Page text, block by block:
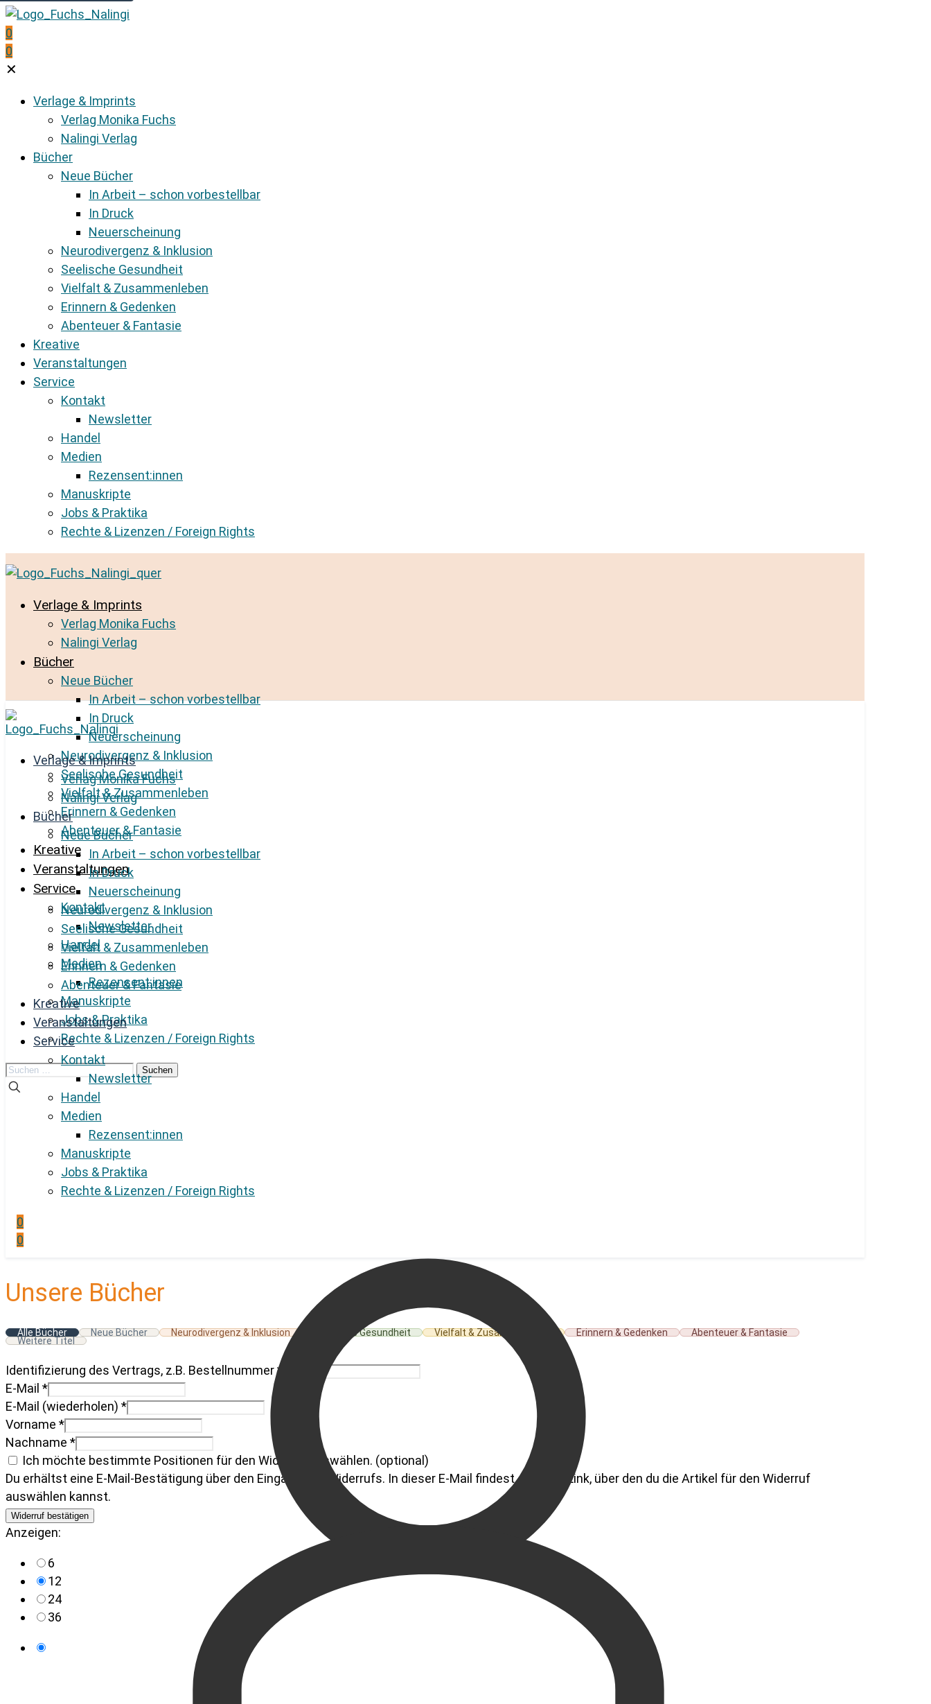
0
0
✕
Verlage & Imprints
Verlag Monika Fuchs
Nalingi Verlag
Bücher
Neue Bücher
In Arbeit – schon vorbestellbar
In Druck
Neuerscheinung
Neurodivergenz & Inklusion
Seelische Gesundheit
Vielfalt & Zusammenleben
Erinnern & Gedenken
Abenteuer & Fantasie
Kreative
Veranstaltungen
Service
Kontakt
Newsletter
Handel
Medien
Rezensent:innen
Manuskripte
Jobs & Praktika
Rechte & Lizenzen / Foreign Rights
Verlage & Imprints
Verlag Monika Fuchs
Nalingi Verlag
Bücher
Neue Bücher
In Arbeit – schon vorbestellbar
In Druck
Neuerscheinung
Neurodivergenz & Inklusion
Seelische Gesundheit
Vielfalt & Zusammenleben
Erinnern & Gedenken
Abenteuer & Fantasie
Kreative
Veranstaltungen
Service
Kontakt
Newsletter
Handel
Medien
Rezensent:innen
Manuskripte
Jobs & Praktika
Rechte & Lizenzen / Foreign Rights
Suchen
nach:
Verlage & Imprints
Verlag Monika Fuchs
Nalingi Verlag
Bücher
Neue Bücher
In Arbeit – schon vorbestellbar
In Druck
Neuerscheinung
Neurodivergenz & Inklusion
Seelische Gesundheit
Vielfalt & Zusammenleben
Erinnern & Gedenken
Abenteuer & Fantasie
Kreative
Veranstaltungen
Service
Kontakt
Newsletter
Handel
Medien
Rezensent:innen
Manuskripte
Jobs & Praktika
Rechte & Lizenzen / Foreign Rights
0
0
Unsere Bücher
Alle Bücher Neue Bücher Neurodivergenz & Inklusion Seelische Gesundheit Vielfalt & Zusammenleben Erinnern & Gedenken Abenteuer & Fantasie
Weitere Titel
Identifizierung des Vertrags, z.B. Bestellnummer*
E-Mail *
E-Mail (wiederholen) *
Vorname *
Nachname *
Ich möchte bestimmte Positionen für den Widerruf auswählen. (optional)
Du erhältst eine E-Mail-Bestätigung über den Eingang des Widerrufs. In dieser E-Mail findest du einen Link, über den du die Artikel für den Widerruf
auswählen kannst.
Widerruf bestätigen
Anzeigen:
6
12
24
36